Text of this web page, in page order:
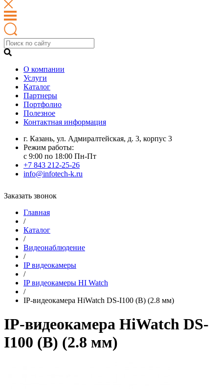
О компании
Услуги
Каталог
Партнеры
Портфолио
Полезное
Контактная информация
г. Казань, ул. Адмиралтейская, д. 3, корпус 3
Режим работы:
с 9:00 по 18:00 Пн-Пт
+7 843 212-25-26
info@infotech-k.ru
Заказать звонок
Главная
/
Каталог
/
Видеонаблюдение
/
IP видеокамеры
/
IP видеокамеры HI Watch
/
IP-видеокамера HiWatch DS-I100 (B) (2.8 мм)
IP-видеокамера HiWatch DS-
I100 (B) (2.8 мм)